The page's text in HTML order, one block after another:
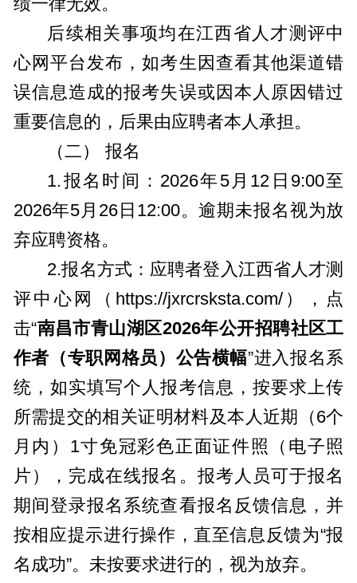
后续相关事项均在江西省人才测评中
心网平台发布，如考生因查看其他渠道错
误信息造成的报考失误或因本人原因错过
重要信息的，后果由应聘者本人承担。
（二）
报名
1.报名时间：2026年5月12日9:00至
2026年5月26日12:00。逾期未报名视为放
弃应聘资格。
2.报名方式：应聘者登入江西省人才测
评中心网（https://jxrcrsksta.com/），点
击“南昌市青山湖区2026年公开招聘社区工
作者（专职网格员）公告横幅”进入报名系
统，如实填写个人报考信息，按要求上传
所需提交的相关证明材料及本人近期（6个
月内）1寸免冠彩色正面证件照（电子照
片），完成在线报名。报考人员可于报名
期间登录报名系统查看报名反馈信息，并
按相应提示进行操作，直至信息反馈为“报
名成功”。未按要求进行的，视为放弃。